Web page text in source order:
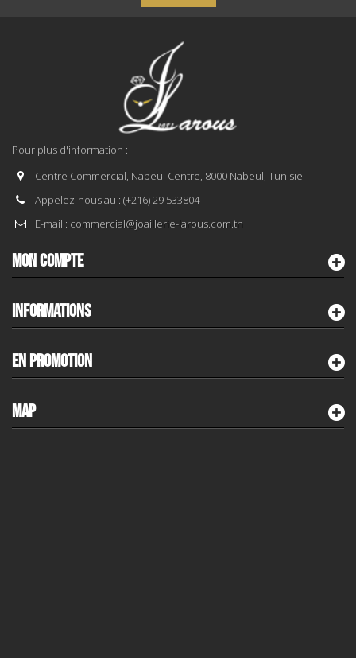
Pour plus d'information :
Centre Commercial, Nabeul Centre, 8000 Nabeul, Tunisie
Appelez-nous au : (+216) 29 533804
E-mail : commercial@joaillerie-larous.com.tn
MON COMPTE
INFORMATIONS
EN PROMOTION
MAP